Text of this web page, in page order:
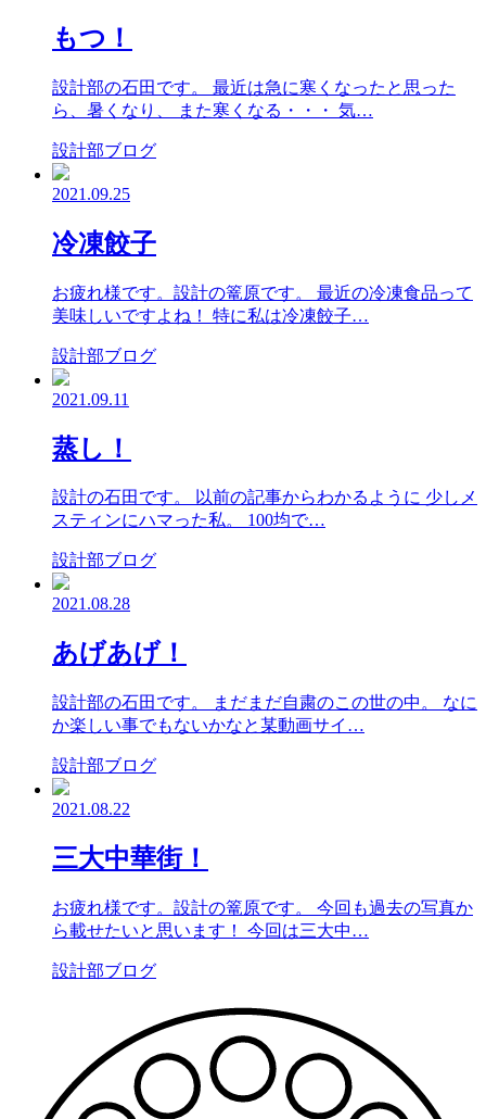
もつ！
設計部の石田です。 最近は急に寒くなったと思った
ら、暑くなり、 また寒くなる・・・ 気…
設計部ブログ
2021.09.25
冷凍餃子
お疲れ様です。設計の篭原です。 最近の冷凍食品って
美味しいですよね！ 特に私は冷凍餃子…
設計部ブログ
2021.09.11
蒸し！
設計の石田です。 以前の記事からわかるように 少しメ
スティンにハマった私。 100均で…
設計部ブログ
2021.08.28
あげあげ！
設計部の石田です。 まだまだ自粛のこの世の中。 なに
か楽しい事でもないかなと某動画サイ…
設計部ブログ
2021.08.22
三大中華街！
お疲れ様です。設計の篭原です。 今回も過去の写真か
ら載せたいと思います！ 今回は三大中…
設計部ブログ